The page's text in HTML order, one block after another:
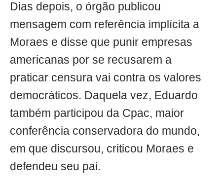
Dias depois, o órgão publicou
mensagem com referência implícita a
Moraes e disse que punir empresas
americanas por se recusarem a
praticar censura vai contra os valores
democráticos. Daquela vez, Eduardo
também participou da Cpac, maior
conferência conservadora do mundo,
em que discursou, criticou Moraes e
defendeu seu pai.